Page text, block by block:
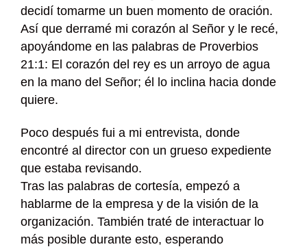
decidí tomarme un buen momento de oración.
Así que derramé mi corazón al Señor y le recé,
apoyándome en las palabras de Proverbios
21:1: El corazón del rey es un arroyo de agua
en la mano del Señor; él lo inclina hacia donde
quiere.
Poco después fui a mi entrevista, donde
encontré al director con un grueso expediente
que estaba revisando.
Tras las palabras de cortesía, empezó a
hablarme de la empresa y de la visión de la
organización. También traté de interactuar lo
más posible durante esto, esperando